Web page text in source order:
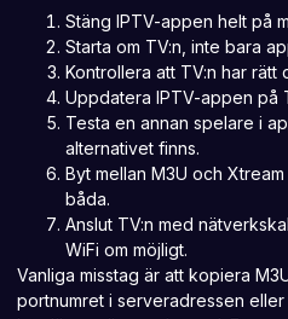
Stäng IPTV-appen helt på
Starta om TV:n, inte bara
Kontrollera att TV:n har rätt
Uppdatera IPTV-appen på
Testa en annan spelare i
alternativet finns.
Byt mellan M3U och
båda.
Anslut TV:n med
WiFi om möjligt.
Vanliga misstag är att kopiera
portnumret i serveradressen